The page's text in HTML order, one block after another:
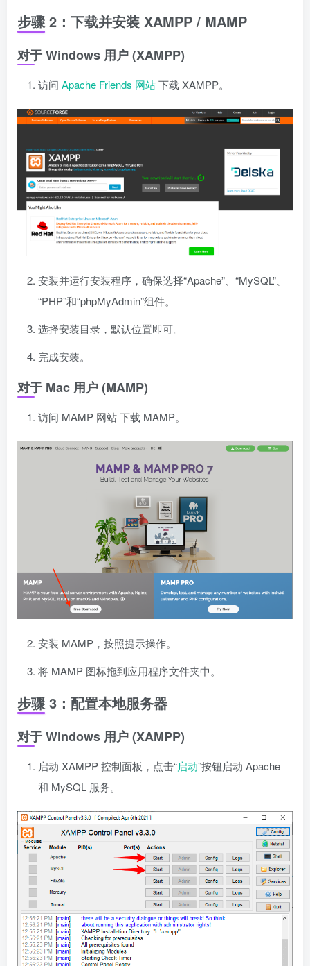
步骤 2：下载并安装 XAMPP / MAMP
对于 Windows 用户 (XAMPP)
访问 Apache Friends 网站下载 XAMPP。
安装并运行安装程序，确保选择“Apache”、“MySQL”、
“PHP”和“phpMyAdmin”组件。
选择安装目录，默认位置即可。
完成安装。
对于 Mac 用户 (MAMP)
访问 MAMP 网站下载 MAMP。
安装 MAMP，按照提示操作。
将 MAMP 图标拖到应用程序文件夹中。
步骤 3：配置本地服务器
对于 Windows 用户 (XAMPP)
启动 XAMPP 控制面板，点击“启动”按钮启动 Apache
和 MySQL 服务。